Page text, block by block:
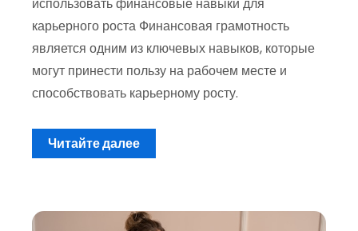
карьерного роста Финансовая грамотность
является одним из ключевых навыков, которые
могут принести пользу на рабочем месте и
способствовать карьерному росту.
Читайте далее